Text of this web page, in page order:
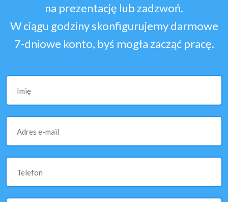
na prezentację lub zadzwoń.
W ciągu godziny skonfigurujemy darmowe
7-dniowe konto, byś mogła zacząć pracę.
Imię
Adres e-mail
Telefon